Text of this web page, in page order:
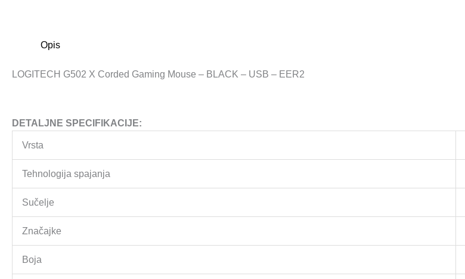
Opis
LOGITECH G502 X Corded Gaming Mouse – BLACK – USB – EER2
DETALJNE SPECIFIKACIJE:
Vrsta
Tehnologija spajanja
Sučelje
Značajke
Boja